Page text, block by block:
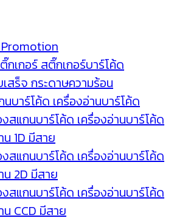
Promotion
กเกอร์ สติ๊กเกอร์บาร์โค้ด
เสร็จ กระดาษความร้อน
นบาร์โค้ด เครื่องอ่านบาร์โค้ด
งสแกนบาร์โค้ด เครื่องอ่านบาร์โค้ด
น 1D มีสาย
งสแกนบาร์โค้ด เครื่องอ่านบาร์โค้ด
น 2D มีสาย
งสแกนบาร์โค้ด เครื่องอ่านบาร์โค้ด
น CCD มีสาย